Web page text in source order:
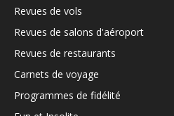
Revues de vols
Revues de salons d'aéroport
Revues de restaurants
Carnets de voyage
Programmes de fidélité